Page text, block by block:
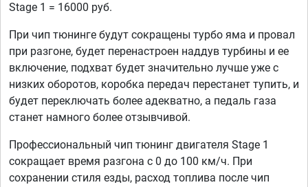
Stage 1 = 16000 руб.
При чип тюнинге будут сокращены турбо яма и провал
при разгоне, будет перенастроен наддув турбины и ее
включение, подхват будет значительно лучше уже с
низких оборотов, коробка передач перестанет тупить, и
будет переключать более адекватно, а педаль газа
станет намного более отзывчивой.
Профессиональный чип тюнинг двигателя Stage 1
сокращает время разгона с 0 до 100 км/ч. При
сохранении стиля езды, расход топлива после чип